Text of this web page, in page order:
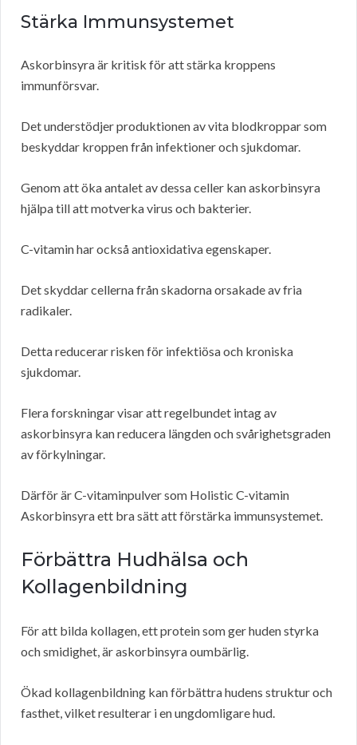
Stärka Immunsystemet
Askorbinsyra är kritisk för att stärka kroppens
immunförsvar.
Det understödjer produktionen av vita blodkroppar som
beskyddar kroppen från infektioner och sjukdomar.
Genom att öka antalet av dessa celler kan askorbinsyra
hjälpa till att motverka virus och bakterier.
C-vitamin har också antioxidativa egenskaper.
Det skyddar cellerna från skadorna orsakade av fria
radikaler.
Detta reducerar risken för infektiösa och kroniska
sjukdomar.
Flera forskningar visar att regelbundet intag av
askorbinsyra kan reducera längden och svårighetsgraden
av förkylningar.
Därför är C-vitaminpulver som Holistic C-vitamin
Askorbinsyra ett bra sätt att förstärka immunsystemet.
Förbättra Hudhälsa och
Kollagenbildning
För att bilda kollagen, ett protein som ger huden styrka
och smidighet, är askorbinsyra oumbärlig.
Ökad kollagenbildning kan förbättra hudens struktur och
fasthet, vilket resulterar i en ungdomligare hud.